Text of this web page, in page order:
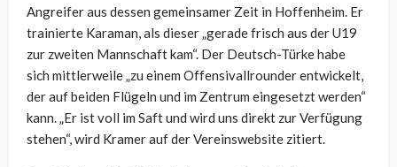
Angreifer aus dessen gemeinsamer Zeit in Hoffenheim. Er
trainierte Karaman, als dieser „gerade frisch aus der U19
zur zweiten Mannschaft kam“. Der Deutsch-Türke habe
sich mittlerweile „zu einem Offensivallrounder entwickelt,
der auf beiden Flügeln und im Zentrum eingesetzt werden“
kann. „Er ist voll im Saft und wird uns direkt zur Verfügung
stehen“, wird Kramer auf der Vereinswebsite zitiert.